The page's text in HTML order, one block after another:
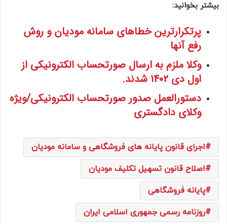
بیشتر بخوانید:
پرتکرارترین خطاهای سامانه مودیان و روش
رفع آنها
وکلا ملزم به ارسال صورتحساب الکترونیکی از
اول دی 1402 شدند.
دستورالعمل صدور صورتحساب الکترونیکی/ویژه
وکلای دادگستری
اجرای قانون پایانه های فروشگاهی و سامانه مودیان
اصلاح قانون تسهیل تکلیف مودیان
پایانه فروشگاهی
روزنامه رسمی جمهوری اسلامی ایران